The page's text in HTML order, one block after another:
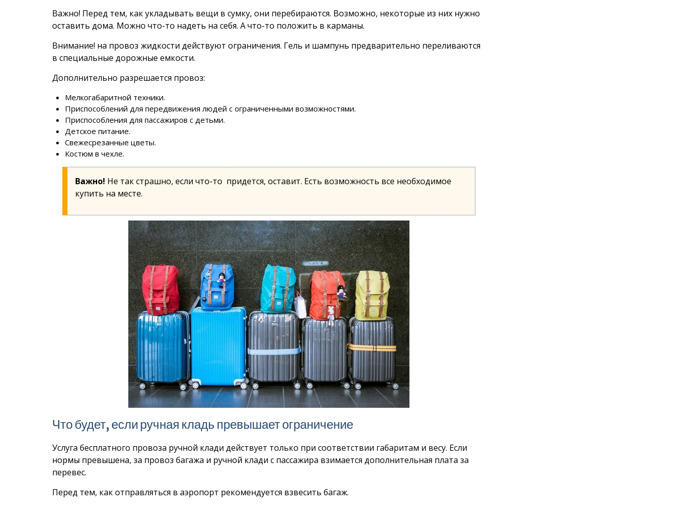
Важно! Перед тем, как укладывать вещи в сумку, они перебираются. Возможно, некоторые из них нужно
оставить дома. Можно что-то надеть на себя. А что-то положить в карманы.
Внимание! на провоз жидкости действуют ограничения. Гель и шампунь предварительно переливаются
в специальные дорожные емкости.
Дополнительно разрешается провоз:
Мелкогабаритной техники.
Приспособлений для передвижения людей с ограниченными возможностями.
Приспособления для пассажиров с детьми.
Детское питание.
Свежесрезанные цветы.
Костюм в чехле.
Важно! Не так страшно, если что-то придется, оставит. Есть возможность все необходимое
купить на месте.
Что будет, если ручная кладь превышает ограничение
Услуга бесплатного провоза ручной клади действует только при соответствии габаритам и весу. Если
нормы превышена, за провоз багажа и ручной клади с пассажира взимается дополнительная плата за
перевес.
Перед тем, как отправляться в аэропорт рекомендуется взвесить багаж.